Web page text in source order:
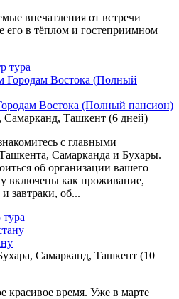
впечатления от встречи
его в тёплом и гостеприимном
тура
Востока (Полный пансион)
Ташкент (6 дней)
с главными
Самарканда и Бухары.
об организации вашего
включены как проживание,
завтраки, об...
Самарканд, Ташкент (10
красивое время. Уже в марте